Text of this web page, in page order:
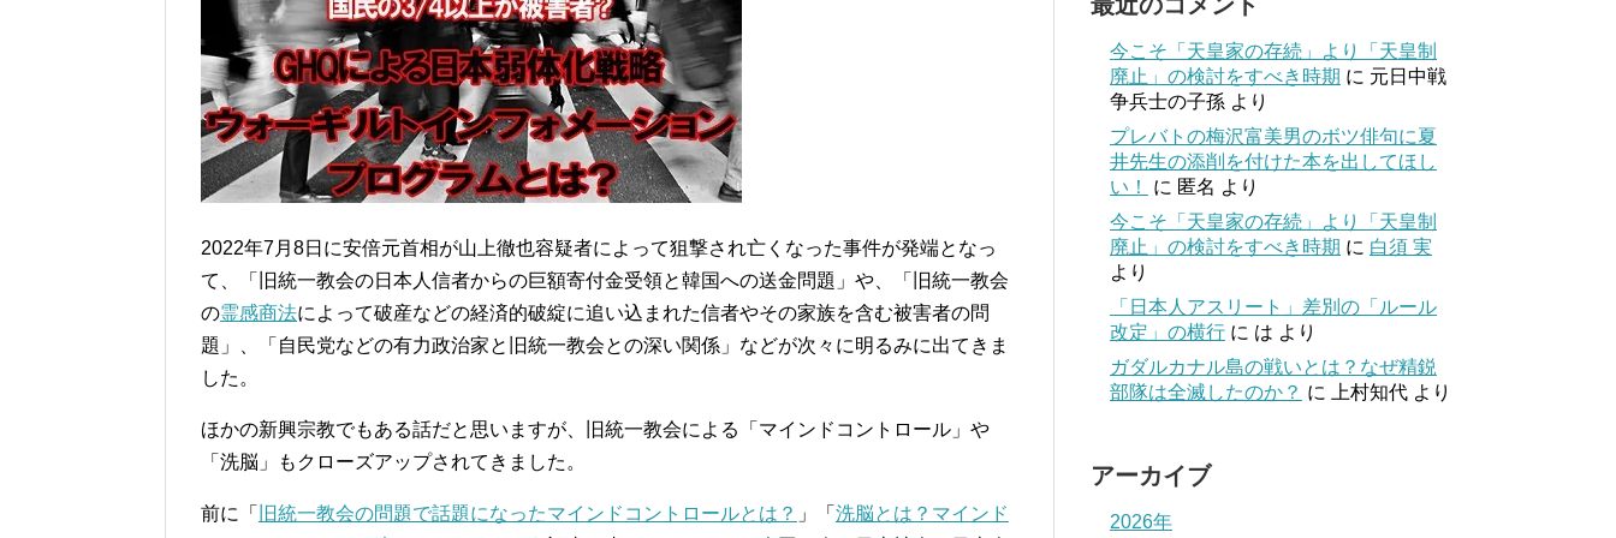
2022年7月8日に安倍元首相が山上徹也容疑者によって狙撃され亡くなった事件が発端となっ
て、「旧統一教会の日本人信者からの巨額寄付金受領と韓国への送金問題」や、「旧統一教会
の霊感商法によって破産などの経済的破綻に追い込まれた信者やその家族を含む被害者の問
題」、「自民党などの有力政治家と旧統一教会との深い関係」などが次々に明るみに出てきま
した。
ほかの新興宗教でもある話だと思いますが、旧統一教会による「マインドコントロール」や
「洗脳」もクローズアップされてきました。
前に「 旧統一教会の問題で話題になったマインドコントロールとは？ 」「 洗脳とは？マインド
今こそ「天皇家の存続」より「天皇制
廃止」の検討をすべき時期 に 元日中戦
争兵士の子孫 より
プレバトの梅沢富美男のボツ俳句に夏
井先生の添削を付けた本を出してほし
い！
に 匿名 より
今こそ「天皇家の存続」より「天皇制
廃止」の検討をすべき時期 に 白須 実
より
「日本人アスリート」差別の「ルール
改定」の横行 に は より
ガダルカナル島の戦いとは？なぜ精鋭
部隊は全滅したのか？ に 上村知代 より
アーカイブ
2026年